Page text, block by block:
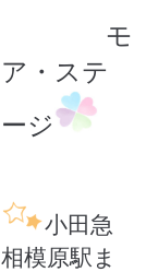
モ
ア・ステ
ージ
小田急
相模原駅ま